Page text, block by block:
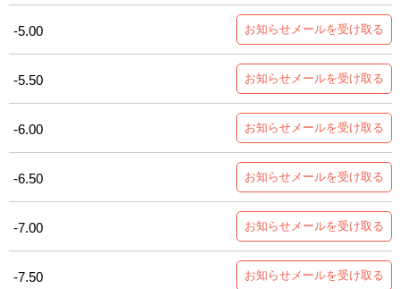
-5.00 お知らせメールを受け取る
-5.50 お知らせメールを受け取る
-6.00 お知らせメールを受け取る
-6.50 お知らせメールを受け取る
-7.00 お知らせメールを受け取る
-7.50 お知らせメールを受け取る